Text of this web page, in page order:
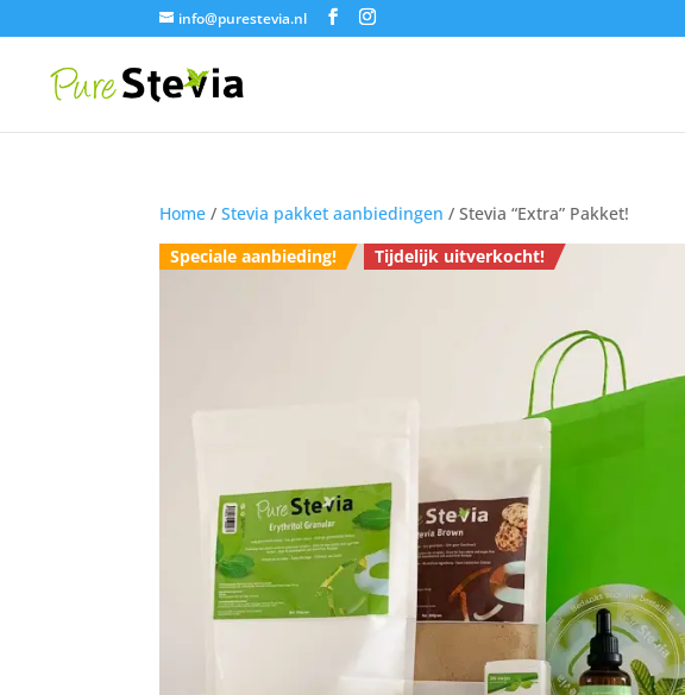
info@purestevia.nl
Home /Stevia pakket aanbiedingen / Stevia “Extra” Pakket!
Speciale aanbieding!
Tijdelijk uitverkocht!